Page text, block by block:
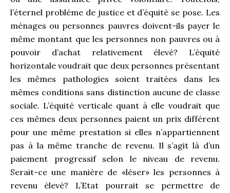
l’éternel problème de justice et d’équité se pose. Les
ménages ou personnes pauvres doivent-ils payer le
même montant que les personnes non pauvres ou à
pouvoir d’achat relativement élevé? L’équité
horizontale voudrait que deux personnes présentant
les mêmes pathologies soient traitées dans les
mêmes conditions sans distinction aucune de classe
sociale. L’équité verticale quant à elle voudrait que
ces mêmes deux personnes paient un prix différent
pour une même prestation si elles n’appartiennent
pas à la même tranche de revenu. Il s’agit là d’un
paiement progressif selon le niveau de revenu.
Serait-ce une manière de «léser» les personnes à
revenu élevé? L’Etat pourrait se permettre de